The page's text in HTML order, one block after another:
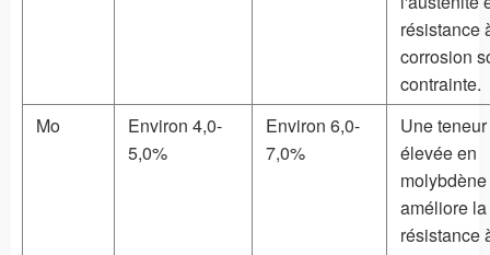
résistance
corrosion
contrainte.
Mo
Environ 4,0-
5,0%
Environ 6,0-
7,0%
Une
élevée en
molybdène
améliore la
résistance